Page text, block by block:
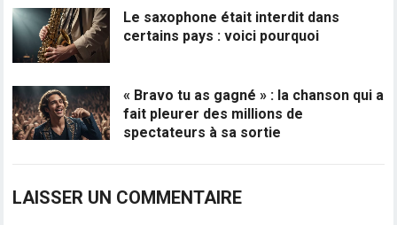
Le saxophone était interdit dans
certains pays : voici pourquoi
« Bravo tu as gagné » : la chanson qui a
fait pleurer des millions de
spectateurs à sa sortie
LAISSER UN COMMENTAIRE